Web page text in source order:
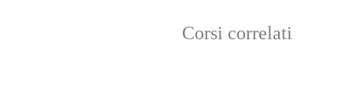
Corsi correlati